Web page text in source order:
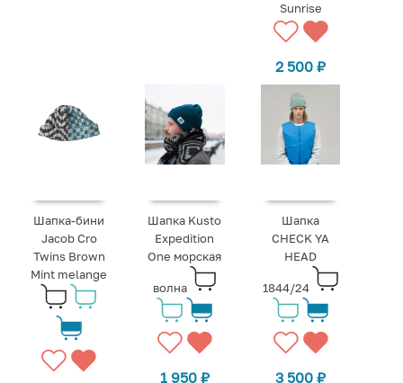
Sunrise
2 500₽
Шапка-бини
Jacob Cro
Twins Brown
Mint melange
Шапка Kusto
Expedition
One морская
волна
1 950 ₽
Шапка
CHECK YA
HEAD
1844/24
3 500₽